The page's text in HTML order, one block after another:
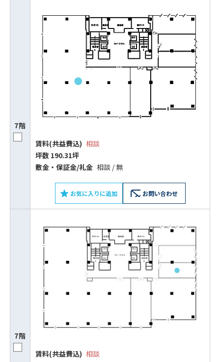
7階
賃料(共益費込) 相談
坪数 190.31坪
敷⾦‧保証⾦/礼⾦ 相談 / 無
お気に入りに追加 お問い合わせ
7階
賃料(共益費込) 相談